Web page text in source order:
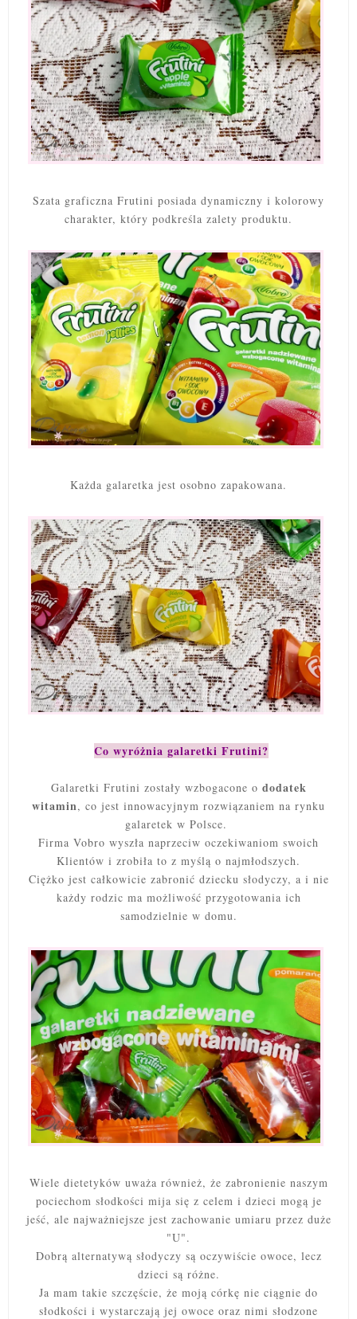
Szata graficzna Frutini posiada dynamiczny i kolorowy
charakter, który podkreśla zalety produktu.
Każda galaretka jest osobno zapakowana.
Co wyróżnia galaretki Frutini?
Galaretki Frutini zostały wzbogacone o dodatek
witamin, co jest innowacyjnym rozwiązaniem na rynku
galaretek w Polsce.
Firma Vobro wyszła naprzeciw oczekiwaniom swoich
Klientów i zrobiła to z myślą o najmłodszych.
Ciężko jest całkowicie zabronić dziecku słodyczy, a i nie
każdy rodzic ma możliwość przygotowania ich
samodzielnie w domu.
Wiele dietetyków uważa również, że zabronienie naszym
pociechom słodkości mija się z celem i dzieci mogą je
jeść, ale najważniejsze jest zachowanie umiaru przez duże
"U".
Dobrą alternatywą słodyczy są oczywiście owoce, lecz
dzieci są różne.
Ja mam takie szczęście, że moją córkę nie ciągnie do
słodkości i wystarczają jej owoce oraz nimi słodzone